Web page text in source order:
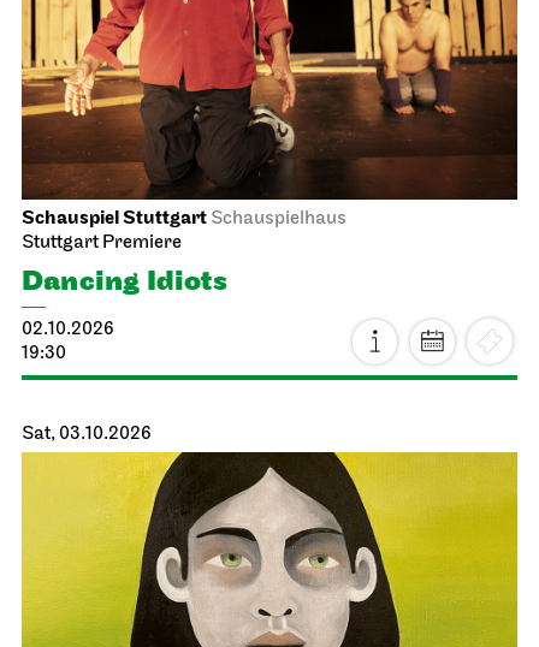
Schauspiel Stuttgart Schauspielhaus
Stuttgart Premiere
Dancing Idiots
02.10.2026
19:30
Sat, 03.10.2026